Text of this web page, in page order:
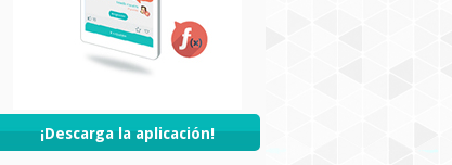
¡Descarga la aplicación!